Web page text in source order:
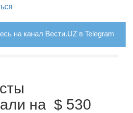
на канал Вести.UZ в Telegram
на $ 530